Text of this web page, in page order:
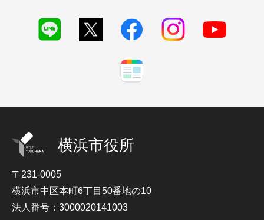
横浜市役所
〒231-0005
横浜市中区本町6丁目50番地の10
法人番号：3000020141003